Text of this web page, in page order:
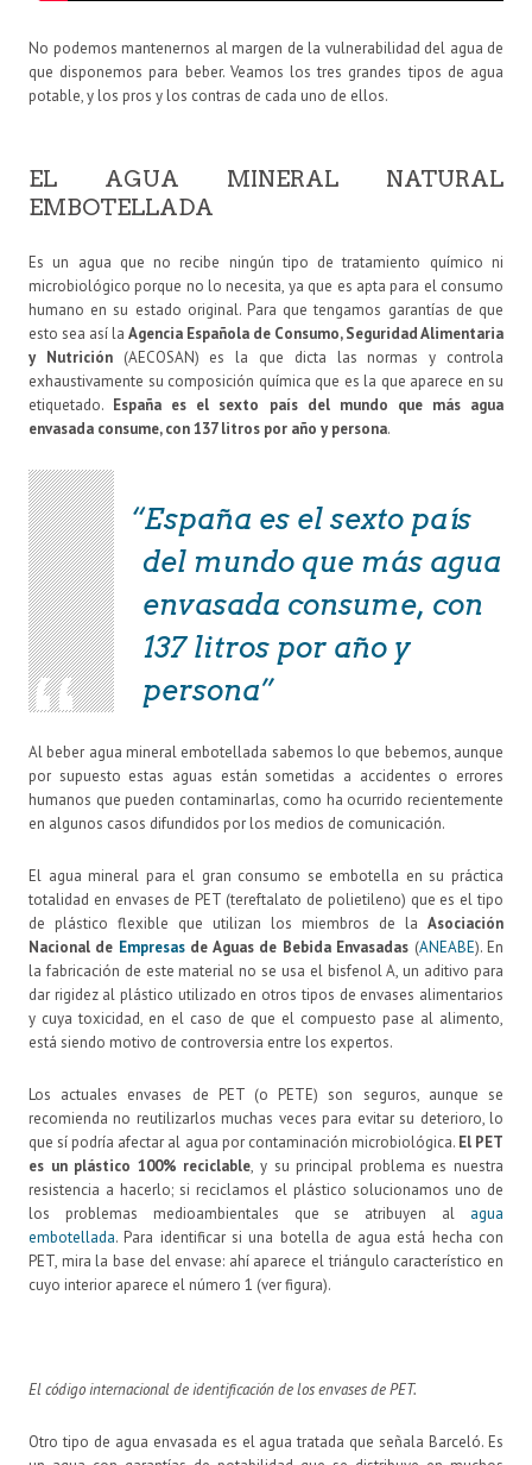
No podemos mantenernos al margen de la vulnerabilidad del agua de
que disponemos para beber. Veamos los tres grandes tipos de agua
potable, y los pros y los contras de cada uno de ellos.
EL AGUA MINERAL NATURAL
EMBOTELLADA
Es un agua que no recibe ningún tipo de tratamiento químico ni
microbiológico porque no lo necesita, ya que es apta para el consumo
humano en su estado original. Para que tengamos garantías de que
esto sea así la Agencia Española de Consumo, Seguridad Alimentaria
y Nutrición(AECOSAN) es la que dicta las normas y controla
exhaustivamente su composición química que es la que aparece en su
etiquetado. España es el sexto país del mundo que más agua
envasada consume, con 137 litros por año y persona.
España es el sexto país
del mundo que más agua
envasada consume, con
137 litros por año y
persona
Al beber agua mineral embotellada sabemos lo que bebemos, aunque
por supuesto estas aguas están sometidas a accidentes o errores
humanos que pueden contaminarlas, como ha ocurrido recientemente
en algunos casos difundidos por los medios de comunicación.
El agua mineral para el gran consumo se embotella en su práctica
totalidad en envases de PET (tereftalato de polietileno) que es el tipo
de plástico flexible que utilizan los miembros de la Asociación
Nacional de Empresasde Aguas de Bebida Envasadas (ANEABE). En
la fabricación de este material no se usa el bisfenol A, un aditivo para
dar rigidez al plástico utilizado en otros tipos de envases alimentarios
y cuya toxicidad, en el caso de que el compuesto pase al alimento,
está siendo motivo de controversia entre los expertos.
Los actuales envases de PET (o PETE) son seguros, aunque se
recomienda no reutilizarlos muchas veces para evitar su deterioro, lo
que sí podría afectar al agua por contaminación microbiológica. El PET
es un plástico 100% reciclable, y su principal problema es nuestra
resistencia a hacerlo; si reciclamos el plástico solucionamos uno de
los problemas medioambientales que se atribuyen al agua
embotellada. Para identificar si una botella de agua está hecha con
PET, mira la base del envase: ahí aparece el triángulo característico en
cuyo interior aparece el número 1 (ver figura).
El código internacional de identificación de los envases de PET.
Otro tipo de agua envasada es el agua tratada que señala Barceló. Es